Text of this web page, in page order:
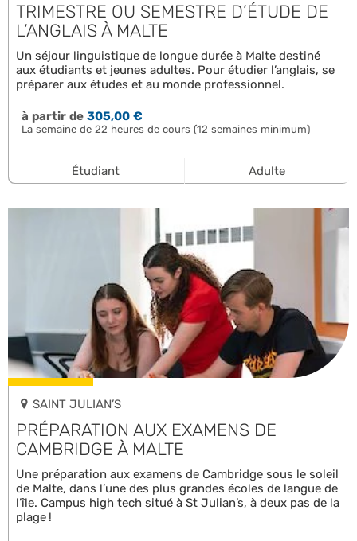
TRIMESTRE OU SEMESTRE D’ÉTUDE DE
L’ANGLAIS À MALTE
Un séjour linguistique de longue durée à Malte destiné
aux étudiants et jeunes adultes. Pour étudier l’anglais, se
préparer aux études et au monde professionnel.
à partir de305,00 €
La semaine de 22 heures de cours (12 semaines minimum)
Étudiant Adulte
SAINT JULIAN’S
PRÉPARATION AUX EXAMENS DE
CAMBRIDGE À MALTE
Une préparation aux examens de Cambridge sous le soleil
de Malte, dans l’une des plus grandes écoles de langue de
l’île. Campus high tech situé à St Julian’s, à deux pas de la
plage !